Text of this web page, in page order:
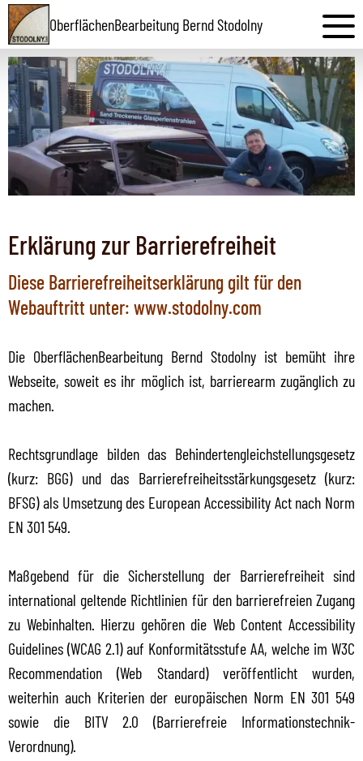
OberflächenBearbeitung Bernd Stodolny
Erklärung zur Barrierefreiheit
Diese Barrierefreiheitserklärung gilt für den
Webauftritt unter: www.stodolny.com
Die OberflächenBearbeitung Bernd Stodolny ist bemüht ihre
Webseite, soweit es ihr möglich ist, barrierearm zugänglich zu
machen.
Rechtsgrundlage bilden das Behindertengleichstellungsgesetz
(kurz: BGG) und das Barrierefreiheitsstärkungsgesetz (kurz:
BFSG) als Umsetzung des European Accessibility Act nach Norm
EN 301 549.
Maßgebend für die Sicherstellung der Barrierefreiheit sind
international geltende Richtlinien für den barrierefreien Zugang
zu Webinhalten. Hierzu gehören die Web Content Accessibility
Guidelines (WCAG 2.1) auf Konformitätsstufe AA, welche im W3C
Recommendation (Web Standard) veröffentlicht wurden,
weiterhin auch Kriterien der europäischen Norm EN 301 549
sowie die BITV 2.0 (Barrierefreie Informationstechnik-
Verordnung).